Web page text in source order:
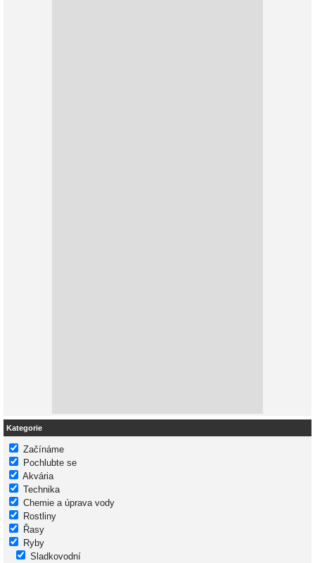
Kategorie
Začínáme
Pochlubte se
Akvária
Technika
Chemie a úprava vody
Rostliny
Řasy
Ryby
Sladkovodní